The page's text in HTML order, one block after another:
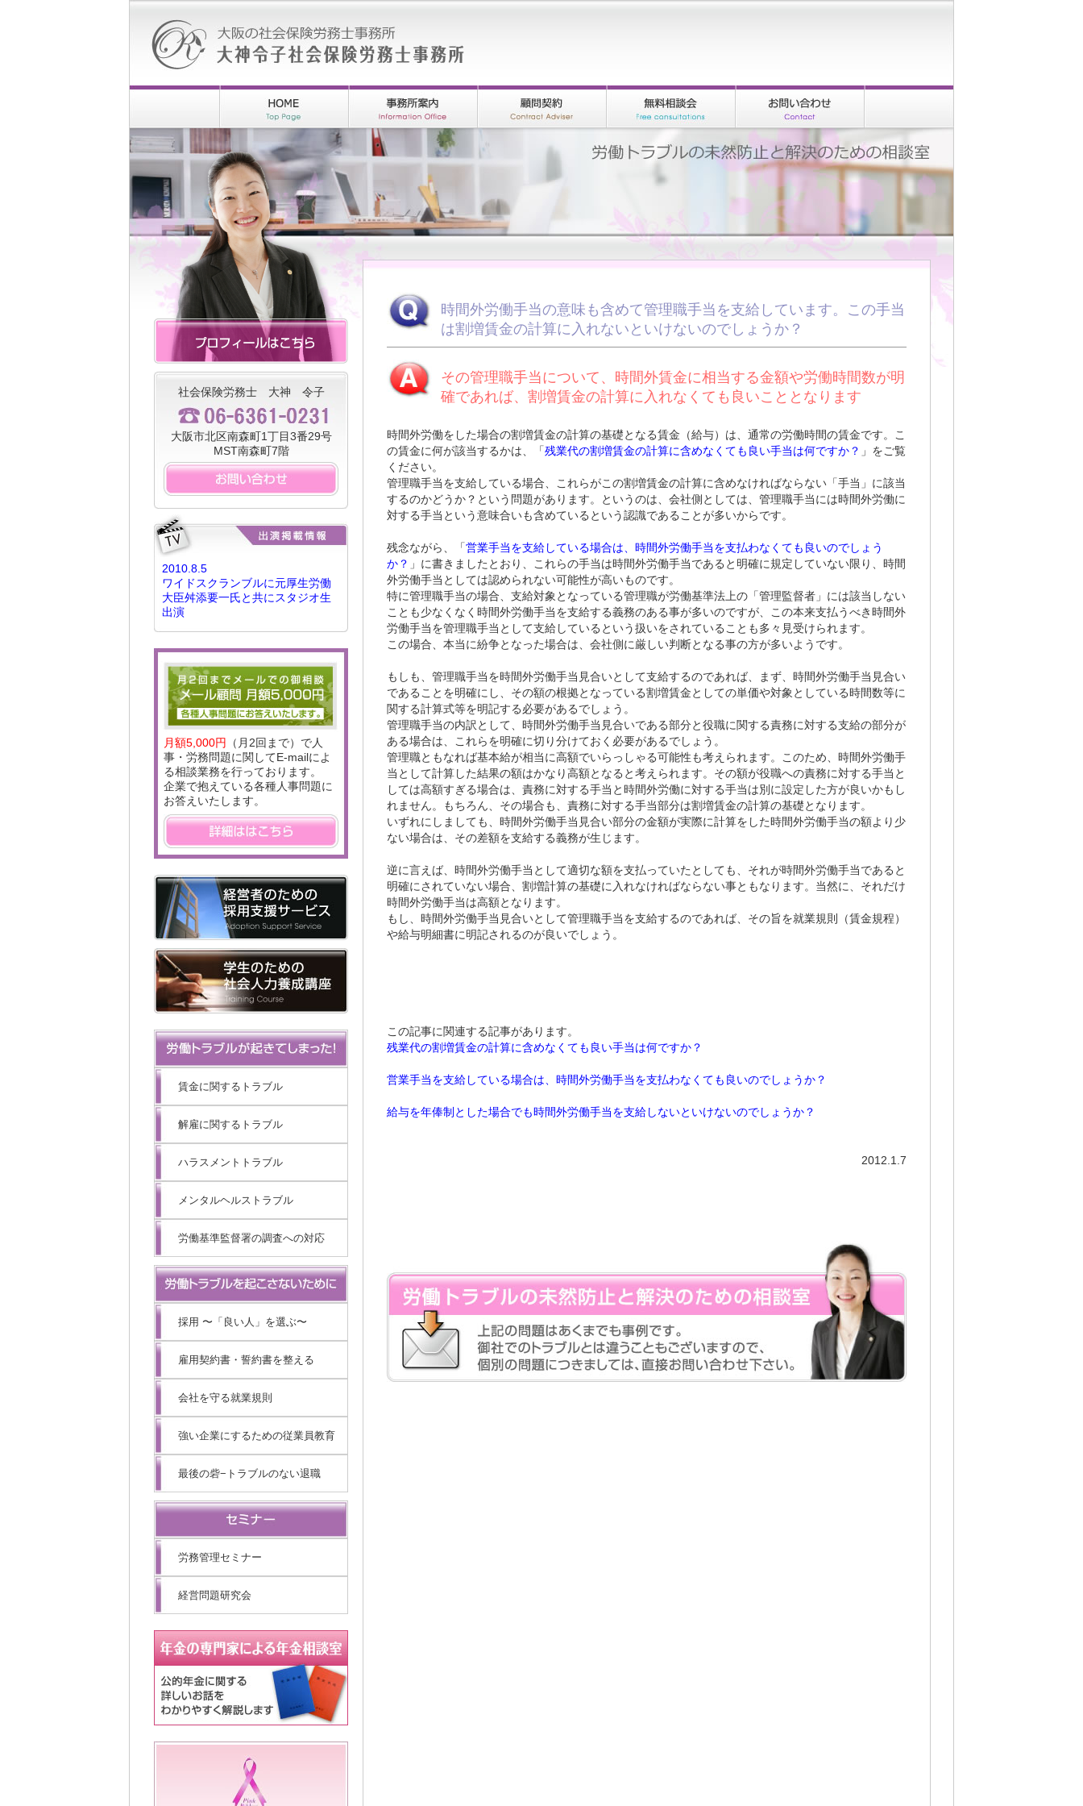
社会保険労務士 大神 令子
大阪市北区南森町1丁目3番29号
MST南森町7階
2010.8.5
ワイドスクランブルに元厚生労働
大臣舛添要一氏と共にスタジオ生
出演
月額5,000円
（月2回まで）で人
事・労務問題に関してE-mailによ
る相談業務を行っております。
企業で抱えている各種人事問題に
お答えいたします。
賃金に関するトラブル
解雇に関するトラブル
ハラスメントトラブル
メンタルヘルストラブル
労働基準監督署の調査への対応
採用 〜「良い人」を選ぶ〜
雇用契約書・誓約書を整える
会社を守る就業規則
強い企業にするための従業員教育
最後の砦−トラブルのない退職
労務管理セミナー
経営問題研究会
時間外労働手当の意味も含めて管理職手当を支給しています。この手当
は割増賃金の計算に入れないといけないのでしょうか？
その管理職手当について、時間外賃金に相当する金額や労働時間数が明
確であれば、割増賃金の計算に入れなくても良いこととなります
時間外労働をした場合の割増賃金の計算の基礎となる賃金（給与）は、通常の労働時間の賃金です。こ
の賃金に何が該当するかは、「残業代の割増賃金の計算に含めなくても良い手当は何ですか？ 」をご覧
ください。
管理職手当を支給している場合、これらがこの割増賃金の計算に含めなければならない「手当」に該当
するのかどうか？という問題があります。というのは、会社側としては、管理職手当には時間外労働に
対する手当という意味合いも含めているという認識であることが多いからです。
残念ながら、「営業手当を支給している場合は、時間外労働手当を支払わなくても良いのでしょう
か？ 」に書きましたとおり、これらの手当は時間外労働手当であると明確に規定していない限り、時間
外労働手当としては認められない可能性が高いものです。
特に管理職手当の場合、支給対象となっている管理職が労働基準法上の「管理監督者」には該当しない
ことも少なくなく時間外労働手当を支給する義務のある事が多いのですが、この本来支払うべき時間外
労働手当を管理職手当として支給しているという扱いをされていることも多々見受けられます。
この場合、本当に紛争となった場合は、会社側に厳しい判断となる事の方が多いようです。
もしも、管理職手当を時間外労働手当見合いとして支給するのであれば、まず、時間外労働手当見合い
であることを明確にし、その額の根拠となっている割増賃金としての単価や対象としている時間数等に
関する計算式等を明記する必要があるでしょう。
管理職手当の内訳として、時間外労働手当見合いである部分と役職に関する責務に対する支給の部分が
ある場合は、これらを明確に切り分けておく必要があるでしょう。
管理職ともなれば基本給が相当に高額でいらっしゃる可能性も考えられます。このため、時間外労働手
当として計算した結果の額はかなり高額となると考えられます。その額が役職への責務に対する手当と
しては高額すぎる場合は、責務に対する手当と時間外労働に対する手当は別に設定した方が良いかもし
れません。もちろん、その場合も、責務に対する手当部分は割増賃金の計算の基礎となります。
いずれにしましても、時間外労働手当見合い部分の金額が実際に計算をした時間外労働手当の額より少
ない場合は、その差額を支給する義務が生じます。
逆に言えば、時間外労働手当として適切な額を支払っていたとしても、それが時間外労働手当であると
明確にされていない場合、割増計算の基礎に入れなければならない事ともなります。当然に、それだけ
時間外労働手当は高額となります。
もし、時間外労働手当見合いとして管理職手当を支給するのであれば、その旨を就業規則（賃金規程）
や給与明細書に明記されるのが良いでしょう。
この記事に関連する記事があります。
残業代の割増賃金の計算に含めなくても良い手当は何ですか？
営業手当を支給している場合は、時間外労働手当を支払わなくても良いのでしょうか？
給与を年俸制とした場合でも時間外労働手当を支給しないといけないのでしょうか？
2012.1.7